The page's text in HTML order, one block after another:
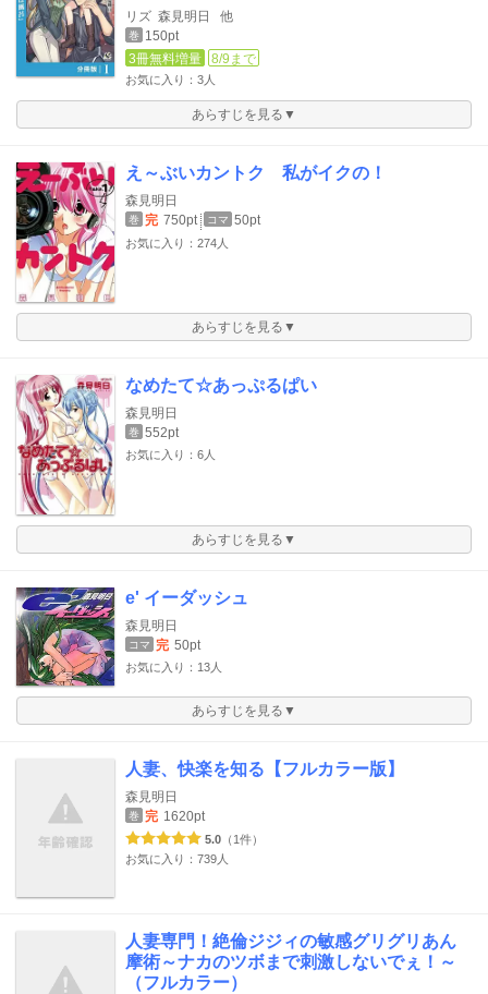
リズ 森見明日 他
巻
150pt
3冊無料増量
8/9まで
お気に入り：3人
あらすじを見る▼
え～ぶいカントク 私がイクの！
森見明日
巻 完 750pt コマ 50pt
お気に入り：274人
あらすじを見る▼
なめたて☆あっぷるぱい
森見明日
巻 552pt
お気に入り：6人
あらすじを見る▼
e' イーダッシュ
森見明日
コマ 完 50pt
お気に入り：13人
あらすじを見る▼
人妻、快楽を知る【フルカラー版】
森見明日
巻 完 1620pt
5.0 （1件）
お気に入り：739人
人妻専門！絶倫ジジィの敏感グリグリあん
摩術～ナカのツボまで刺激しないでぇ！～
（フルカラー）